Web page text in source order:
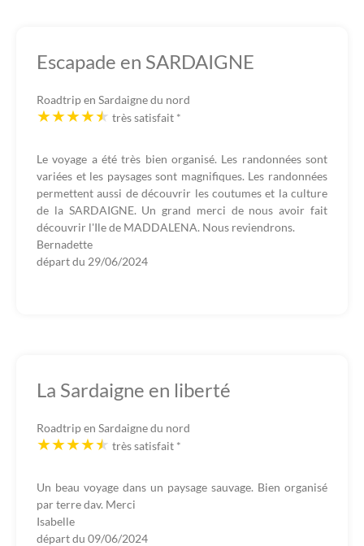
Escapade en SARDAIGNE
Roadtrip en Sardaigne du nord
très satisfait *
Le voyage a été très bien organisé. Les randonnées sont
variées et les paysages sont magnifiques. Les randonnées
permettent aussi de découvrir les coutumes et la culture
de la SARDAIGNE. Un grand merci de nous avoir fait
découvrir l'Ile de MADDALENA. Nous reviendrons.
Bernadette
départ du 29/06/2024
La Sardaigne en liberté
Roadtrip en Sardaigne du nord
très satisfait *
Un beau voyage dans un paysage sauvage. Bien organisé
par terre dav. Merci
Isabelle
départ du 09/06/2024